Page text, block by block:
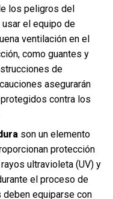
los peligros del
el equipo de
ventilación en el
como guantes y
de
asegurarán
contra los
son un elemento
protección
ultravioleta (UV) y
el proceso de
equiparse con